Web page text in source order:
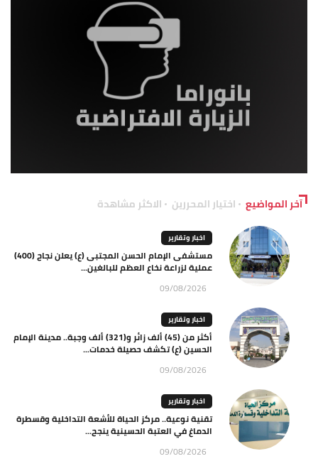
آخر المواضيع اختيار المحررين الاكثر مشاهدة
اخبار وتقارير
مستشفى الإمام الحسن المجتبى (ع) يعلن نجاح (400)
عملية لزراعة نخاع العظم للبالغين...
09/08/2026
اخبار وتقارير
أكثر من (45) ألف زائر و(321) ألف وجبة.. مدينة الإمام
الحسين (ع) تكشف حصيلة خدمات...
09/08/2026
اخبار وتقارير
تقنية نوعية.. مركز الحياة للأشعة التداخلية وقسطرة
الدماغ في العتبة الحسينية ينجح...
09/08/2026